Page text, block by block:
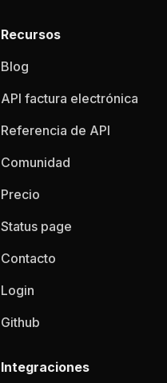
Recursos
Blog
API factura electrónica
Referencia de API
Comunidad
Precio
Status page
Contacto
Login
Github
Integraciones